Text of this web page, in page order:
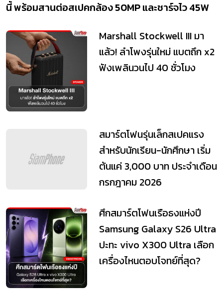
นี้ พร้อมสานต่อสเปคกล้อง 50MP และชาร์จไว 45W
Marshall Stockwell III มา
แล้ว! ลำโพงรุ่นใหม่ แบตถึก x2
ฟังเพลินวนไป 40 ชั่วโมง
สมาร์ตโฟนรุ่นเล็กสเปคแรง
สำหรับนักเรียน-นักศึกษา เริ่ม
ต้นแค่ 3,000 บาท ประจำเดือน
กรกฎาคม 2026
ศึกสมาร์ตโฟนเรือธงแห่งปี
Samsung Galaxy S26 Ultra
ปะทะ vivo X300 Ultra เลือก